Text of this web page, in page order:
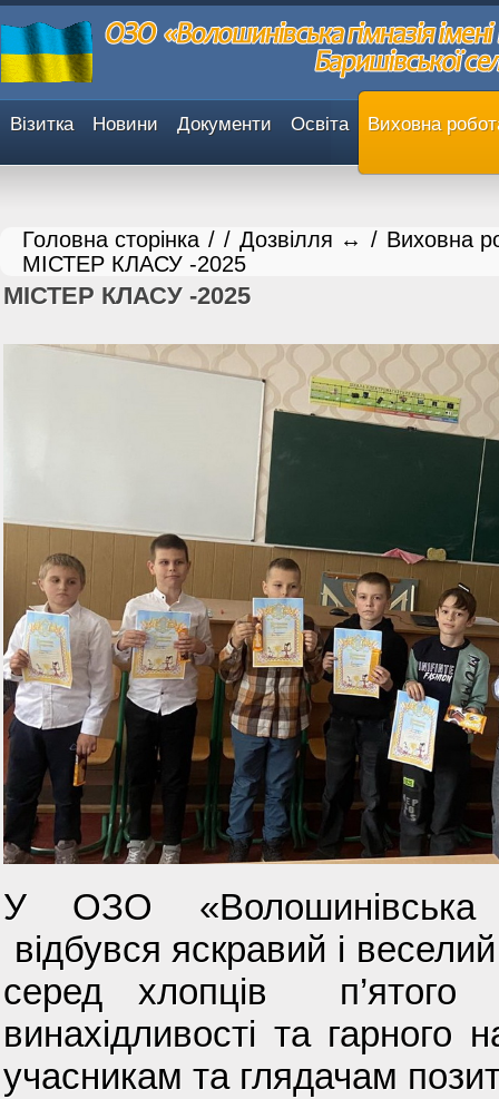
Візитка Новини Документи Освіта Виховна
Головна сторінка / Виховна
/ Дозвілля ↔ /
МІСТЕР КЛАСУ -2025
МІСТЕР КЛАСУ -2025
У ОЗО «Волошинівська
відбувся яскравий і
серед хлопців
винахідливості та гарного
учасникам та глядачам